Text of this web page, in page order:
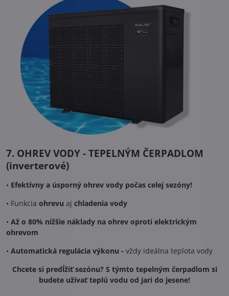
7. OHREV VODY - TEPELNÝM ČERPADLOM
(inverterové)
• Efektívny a úsporný ohrev vody počas celej sezóny!
• Funkcia ohrevu aj chladenia vody
• Až o 80% nižšie náklady na ohrev oproti elektrickým
ohrevom
• Automatická regulácia výkonu - vždy ideálna teplota vody
Chcete si predĺžiť sezónu? S týmto tepelným čerpadlom si
budete užívať teplú vodu od jari do jesene!